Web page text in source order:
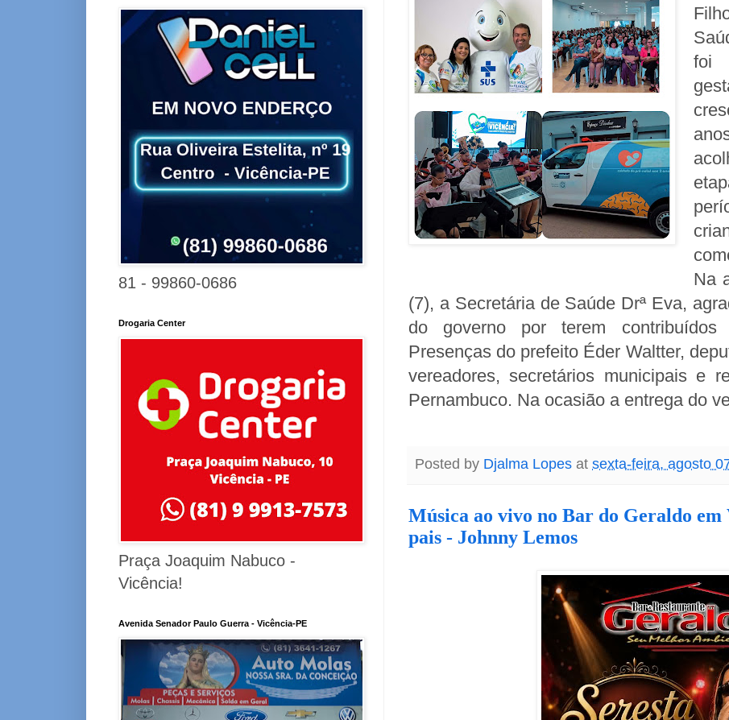
foi
Na
(7), a Secretária de Saúde Drª Eva,
do governo por terem
Presenças do prefeito Éder Waltter,
vereadores, secretários municipais e
Pernambuco. Na ocasião a entrega do
Posted by Djalma Lopes at sexta-feira, agosto
Música ao vivo no Bar do Geraldo em
pais - Johnny Lemos
81 - 99860-0686
Drogaria Center
Praça Joaquim Nabuco -
Vicência!
Avenida Senador Paulo Guerra - Vicência-PE